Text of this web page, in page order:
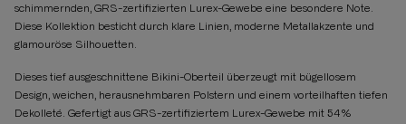
schimmernden, GRS-zertifizierten Lurex-Gewebe eine besondere Note.
Diese Kollektion besticht durch klare Linien, moderne Metallakzente und
glamouröse Silhouetten.
Dieses tief ausgeschnittene Bikini-Oberteil überzeugt mit bügellosem
Design, weichen, herausnehmbaren Polstern und einem vorteilhaften tiefen
Dekolleté. Gefertigt aus GRS-zertifiziertem Lurex-Gewebe mit 54%